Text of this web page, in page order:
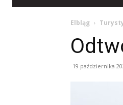
Elbląg
19 października